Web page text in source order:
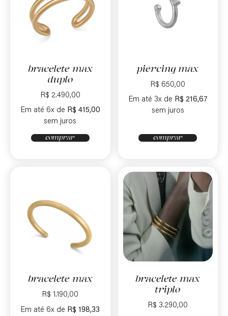
bracelete max
duplo
R$ 2.490,00
Em até 6x de R$ 415,00
sem juros
comprar
piercing max
R$ 650,00
Em até 3x de R$ 216,67
sem juros
comprar
bracelete max
R$ 1.190,00
Em até 6x de R$ 198,33
bracelete max
triplo
R$ 3.290,00